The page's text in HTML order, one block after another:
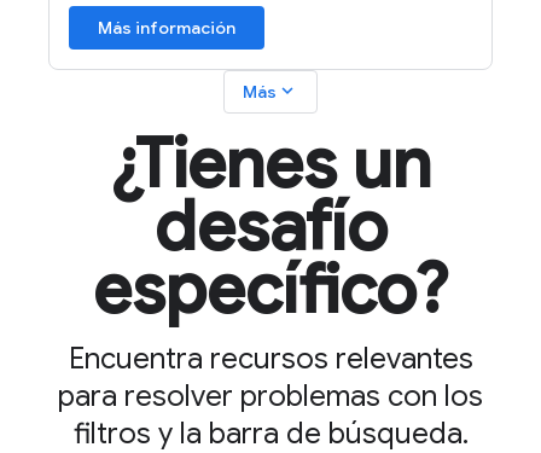
Más información
Más expand_more
¿Tienes un
desafío
específico?
Encuentra recursos relevantes
para resolver problemas con los
filtros y la barra de búsqueda.